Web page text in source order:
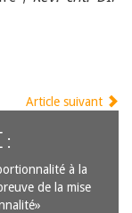
Article suivant
:
à la
de la mise